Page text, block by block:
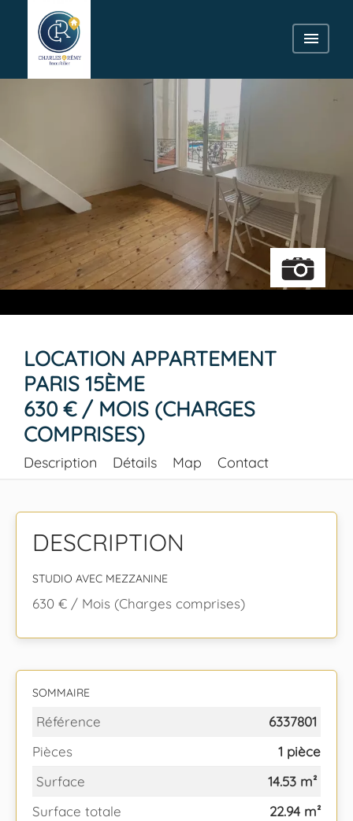
LOCATION APPARTEMENT
PARIS 15ÈME
630 € / MOIS (CHARGES
COMPRISES)
Description Détails Map Contact
DESCRIPTION
STUDIO AVEC MEZZANINE
630 € / Mois (Charges comprises)
SOMMAIRE
Référence
6337801
Pièces
1 pièce
Surface
14.53 m²
Surface totale
22.94 m²